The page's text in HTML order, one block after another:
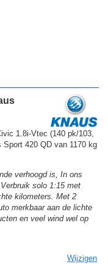
1.8i-Vtec (140 pk/103,
Sport 420 QD van 1170 kg
verhoogd is, In ons
solo 1:15 met
kilometers. Met 2
merkbaar aan de lichte
en veel wind wel op
Wijzigen